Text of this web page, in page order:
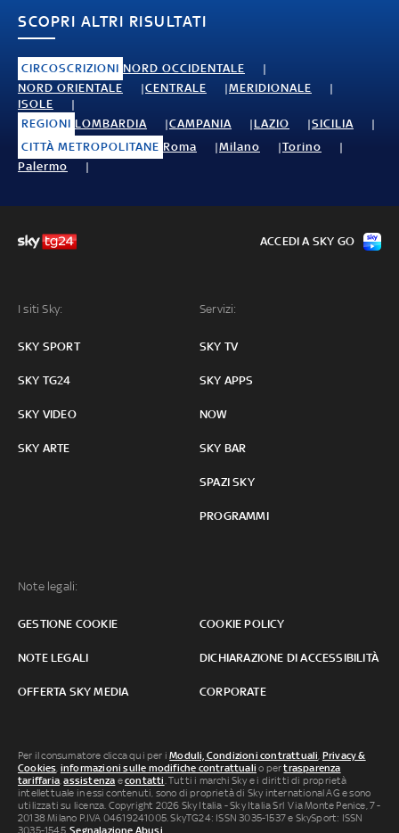
SCOPRI ALTRI RISULTATI
CIRCOSCRIZIONI NORD OCCIDENTALE
NORD ORIENTALE
CENTRALE
MERIDIONALE
ISOLE
REGIONI LOMBARDIA CAMPANIA LAZIO
SICILIA
CITTÀ METROPOLITANE Roma Milano
Torino
Palermo
I siti Sky:
SKY SPORT
SKY TG24
SKY VIDEO
SKY ARTE
Servizi:
SKY TV
SKY APPS
NOW
SKY BAR
SPAZI SKY
PROGRAMMI
Note legali:
GESTIONE COOKIE COOKIE POLICY
NOTE LEGALI DICHIARAZIONE DI ACCESSIBILITÀ
OFFERTA SKY MEDIA CORPORATE
ACCEDI A SKY GO
Per il consumatore clicca qui per iModuli, Condizioni contrattuali, Privacy &
Cookies, informazioni sulle modifiche contrattuali o pertrasparenza
tariffaria,assistenza econtatti. Tutti i marchi Sky e i diritti di proprietà
intellettuale in essi contenuti, sono di proprietà di Sky international AG e sono
utilizzati su licenza. Copyright 2026 Sky Italia - Sky Italia Srl Via Monte Penice, 7 -
20138 Milano P.IVA 04619241005. SkyTG24: ISSN 3035-1537 e SkySport: ISSN
3035-1545.Segnalazione Abusi